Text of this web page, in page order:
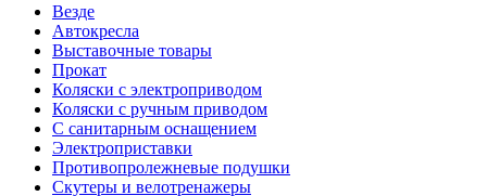
Везде
Автокресла
Выставочные товары
Прокат
Коляски с электроприводом
Коляски с ручным приводом
С санитарным оснащением
Электроприставки
Противопролежневые подушки
Скутеры и велотренажеры